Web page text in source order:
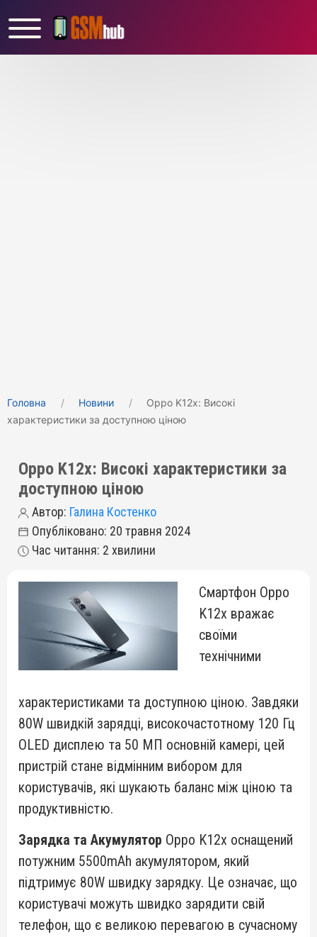
Головна Новини
Oppo K12x: Високі
характеристики за доступною ціною
Oppo K12x: Високі характеристики за
доступною ціною
Автор: Галина Костенко
Опубліковано: 20 травня 2024
Час читання: 2 хвилини
Смартфон Oppo
K12x вражає
своїми
технічними
характеристиками та доступною ціною. Завдяки
80W швидкій зарядці, високочастотному 120 Гц
OLED дисплею та 50 МП основній камері, цей
пристрій стане відмінним вибором для
користувачів, які шукають баланс між ціною та
продуктивністю.
Зарядка та Акумулятор Oppo K12x оснащений
потужним 5500mAh акумулятором, який
підтримує 80W швидку зарядку. Це означає, що
користувачі можуть швидко зарядити свій
телефон, що є великою перевагою в сучасному